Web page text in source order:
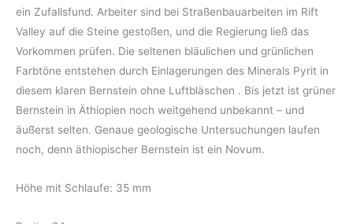
ein Zufallsfund. Arbeiter sind bei Straßenbauarbeiten im Rift
Valley auf die Steine gestoßen, und die Regierung ließ das
Vorkommen prüfen. Die seltenen bläulichen und grünlichen
Farbtöne entstehen durch Einlagerungen des Minerals Pyrit in
diesem klaren Bernstein ohne Luftbläschen . Bis jetzt ist grüner
Bernstein in Äthiopien noch weitgehend unbekannt – und
äußerst selten. Genaue geologische Untersuchungen laufen
noch, denn äthiopischer Bernstein ist ein Novum.
Höhe mit Schlaufe: 35 mm